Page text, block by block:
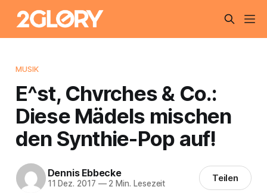
MUSIK
E^st, Chvrches & Co.:
Diese Mädels mischen
den Synthie-Pop auf!
Dennis Ebbecke
11 Dez. 2017 —2 Min. Lesezeit Teilen